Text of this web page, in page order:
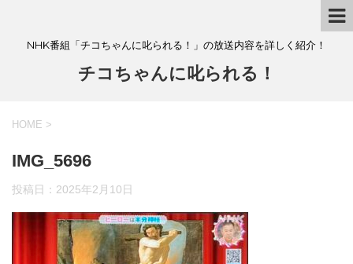
NHK番組「チコちゃんに叱られる！」の放送内容を詳しく紹介！
チコちゃんに叱られる！
HOME >
IMG_5696
投稿日： 2025年2月10日